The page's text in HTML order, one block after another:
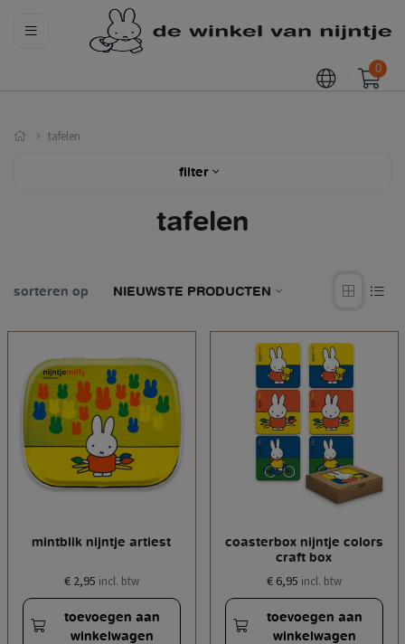
0
tafelen
filter
tafelen
sorteren op NIEUWSTE PRODUCTEN
mintblik nijntje artiest
€ 2,95 incl. btw
toevoegen aan
winkelwagen
coasterbox nijntje colors
craft box
€ 6,95 incl. btw
toevoegen aan
winkelwagen